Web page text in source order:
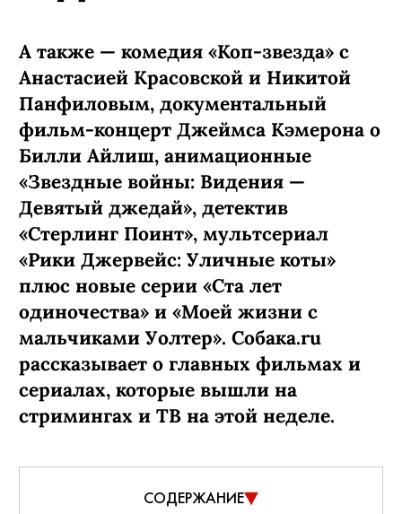
А также — комедия «Коп-звезда» с
Анастасией Красовской и Никитой
Панфиловым, документальный
фильм-концерт Джеймса Кэмерона о
Билли Айлиш, анимационные
«Звездные войны: Видения —
Девятый джедай», детектив
«Стерлинг Поинт», мультсериал
«Рики Джервейс: Уличные коты»
плюс новые серии «Ста лет
одиночества» и «Моей жизни с
мальчиками Уолтер». Собака.ru
рассказывает о главных фильмах и
сериалах, которые вышли на
стримингах и ТВ на этой неделе.
СОДЕРЖАНИЕ